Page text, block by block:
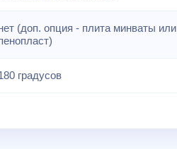
(доп. опция - плита минваты или
градусов